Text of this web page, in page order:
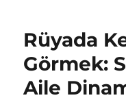
Rüyada
Görmek:
Aile